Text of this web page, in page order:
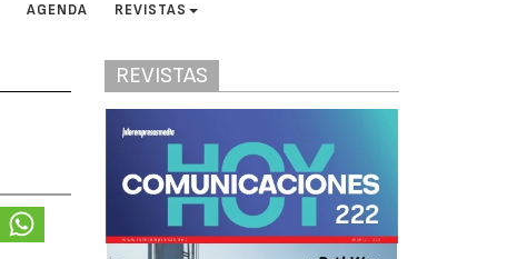
AGENDA REVISTAS
REVISTAS